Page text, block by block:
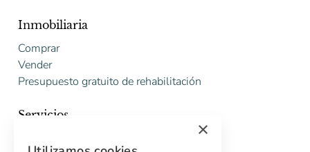
Inmobiliaria
Comprar
Vender
Presupuesto gratuito de rehabilitación
Servicios
×